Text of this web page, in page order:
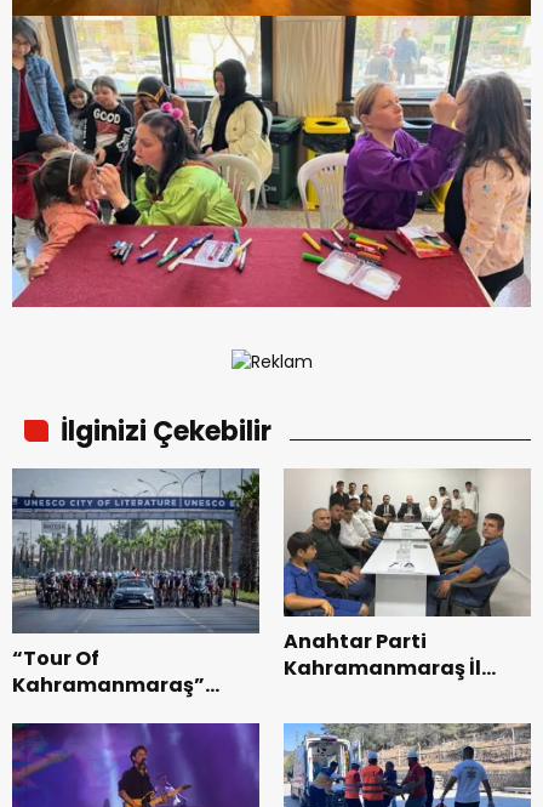
İlginizi Çekebilir
“Tour Of
Kahramanmaraş”
Bisikleti Turnuvası
Tamamlandı.
Anahtar Parti
Kahramanmaraş İl
Teşkilatı ile buluştu.